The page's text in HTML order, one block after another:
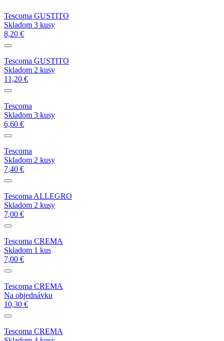
Tescoma GUSTITO
Skladom 3 kusy
8,20 €
Tescoma GUSTITO
Skladom 2 kusy
11,20 €
Tescoma
Skladom 3 kusy
6,60 €
Tescoma
Skladom 2 kusy
7,40 €
Tescoma ALLEGRO
Skladom 2 kusy
7,00 €
Tescoma CREMA
Skladom 1 kus
7,00 €
Tescoma CREMA
Na objednávku
10,30 €
Tescoma CREMA